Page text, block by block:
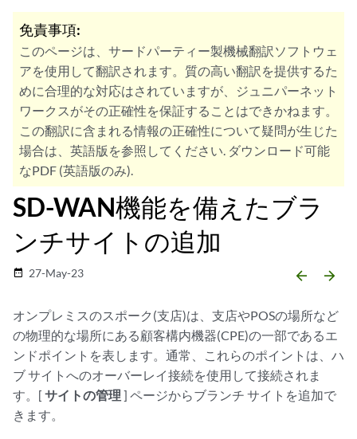
免責事項:
このページは、サードパーティー製機械翻訳ソフトウェ
アを使用して翻訳されます。質の高い翻訳を提供するた
めに合理的な対応はされていますが、ジュニパーネット
ワークスがその正確性を保証することはできかねます。
この翻訳に含まれる情報の正確性について疑問が生じた
場合は、英語版を参照してください. ダウンロード可能
なPDF (英語版のみ).
SD-WAN機能を備えたブラ
ンチサイトの追加
date_range 27-May-23 arrow_backward arrow_forward
オンプレミスのスポーク(支店)は、支店やPOSの場所など
の物理的な場所にある顧客構内機器(CPE)の一部であるエ
ンドポイントを表します。通常、これらのポイントは、ハ
ブ サイトへのオーバーレイ接続を使用して接続されま
す。[ サイトの管理 ] ページからブランチ サイトを追加で
きます。